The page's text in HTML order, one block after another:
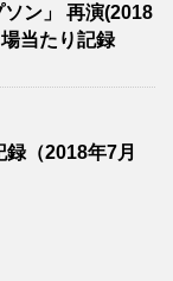
ン」 再演(2018
当たり記録
録（2018年7月